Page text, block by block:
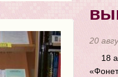
20
18